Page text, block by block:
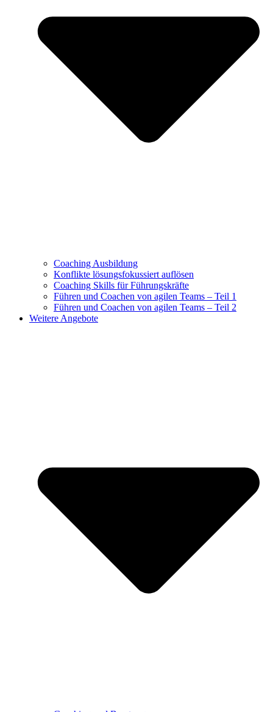
Coaching Ausbildung
Konflikte lösungsfokussiert auflösen
Coaching Skills für Führungskräfte
Führen und Coachen von agilen Teams – Teil 1
Führen und Coachen von agilen Teams – Teil 2
Weitere Angebote